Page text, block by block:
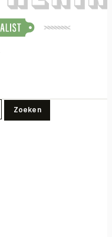
Zoeken